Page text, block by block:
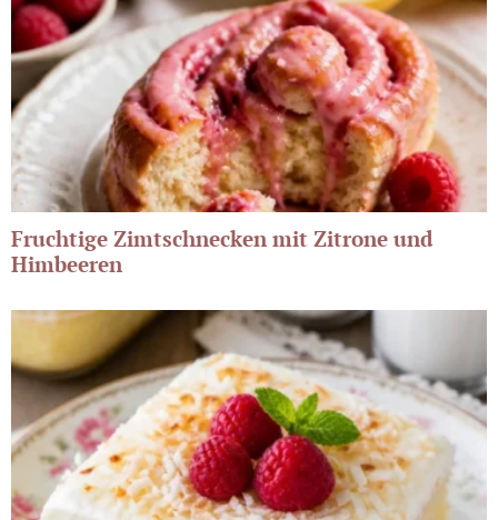
Fruchtige Zimtschnecken mit Zitrone und
Himbeeren